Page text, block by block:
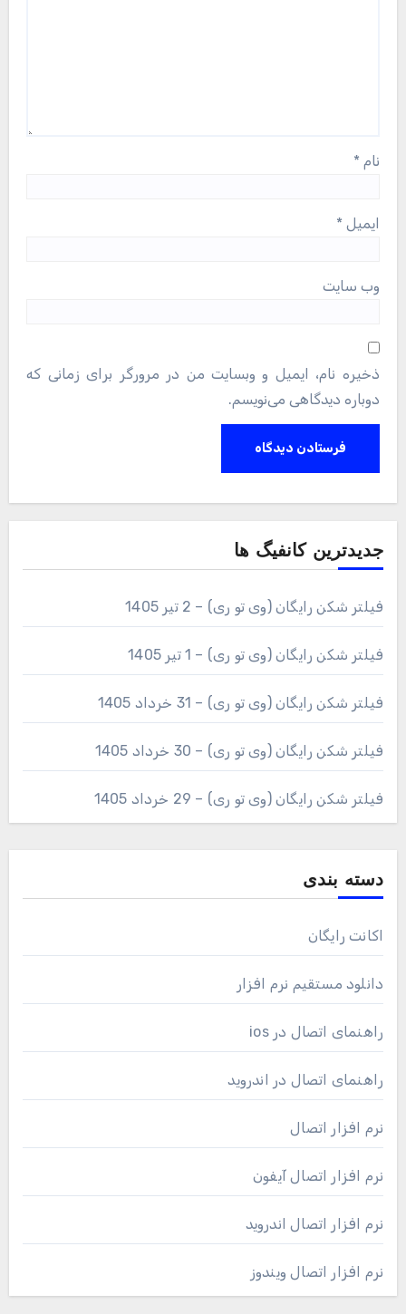
نام *
ایمیل *
وب‌ سایت
ذخیره نام، ایمیل و وبسایت من در مرورگر برای زمانی که
دوباره دیدگاهی می‌نویسم.
جدیدترین کانفیگ ها
فیلتر شکن رایگان (وی تو ری) – 2 تیر 1405
فیلتر شکن رایگان (وی تو ری) – 1 تیر 1405
فیلتر شکن رایگان (وی تو ری) – 31 خرداد 1405
فیلتر شکن رایگان (وی تو ری) – 30 خرداد 1405
فیلتر شکن رایگان (وی تو ری) – 29 خرداد 1405
دسته بندی
اکانت رایگان
دانلود مستقیم نرم افزار
راهنمای اتصال در ios
راهنمای اتصال در اندروید
نرم افزار اتصال
نرم افزار اتصال آیفون
نرم افزار اتصال اندروید
نرم افزار اتصال ویندوز